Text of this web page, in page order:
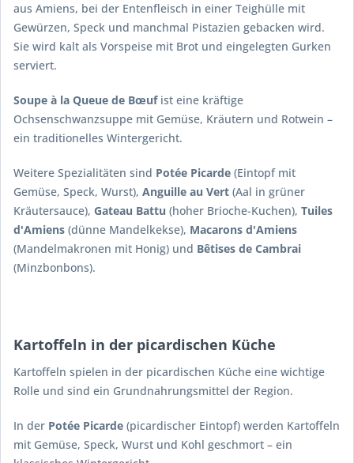
aus Amiens, bei der Entenfleisch in einer Teighülle mit
Gewürzen, Speck und manchmal Pistazien gebacken wird.
Sie wird kalt als Vorspeise mit Brot und eingelegten Gurken
serviert.
Soupe à la Queue de Bœufist eine kräftige
Ochsenschwanzsuppe mit Gemüse, Kräutern und Rotwein –
ein traditionelles Wintergericht.
Weitere Spezialitäten sind Potée Picarde (Eintopf mit
Gemüse, Speck, Wurst), Anguille au Vert (Aal in grüner
Kräutersauce), Gateau Battu (hoher Brioche-Kuchen), Tuiles
d'Amiens (dünne Mandelkekse), Macarons d'Amiens
(Mandelmakronen mit Honig) und Bêtises de Cambrai
(Minzbonbons).
Kartoffeln in der picardischen Küche
Kartoffeln spielen in der picardischen Küche eine wichtige
Rolle und sind ein Grundnahrungsmittel der Region.
In der Potée Picarde (picardischer Eintopf) werden Kartoffeln
mit Gemüse, Speck, Wurst und Kohl geschmort – ein